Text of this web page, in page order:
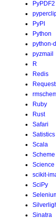
PyPDF2
PyPI
Python
python-
pyzmail
R
Redis
Ruby
Rust
Safari
Satistics
Scala
Scheme
Science
scikit-
SciPy
Sinatra